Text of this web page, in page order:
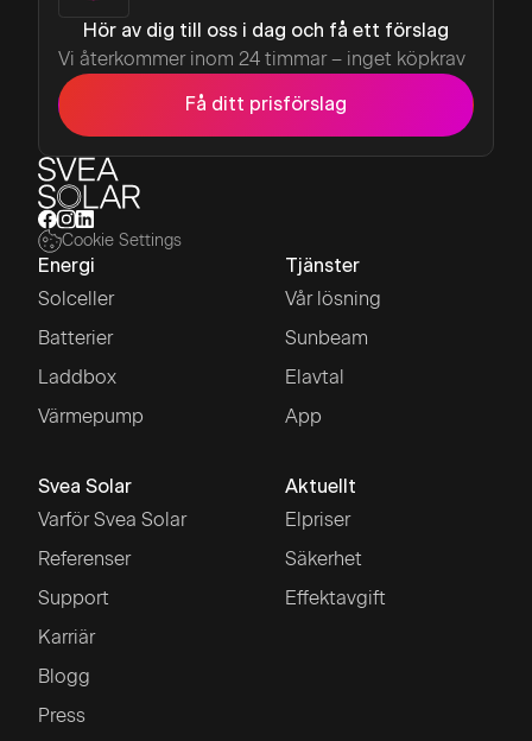
Hör av dig till oss i dag och få ett förslag
Vi återkommer inom 24 timmar – inget köpkrav
Få ditt prisförslag
Cookie Settings
Energi
Solceller
Batterier
Laddbox
Värmepump
Tjänster
Vår lösning
Sunbeam
Elavtal
App
Svea Solar
Varför Svea Solar
Referenser
Support
Karriär
Blogg
Press
Aktuellt
Elpriser
Säkerhet
Effektavgift